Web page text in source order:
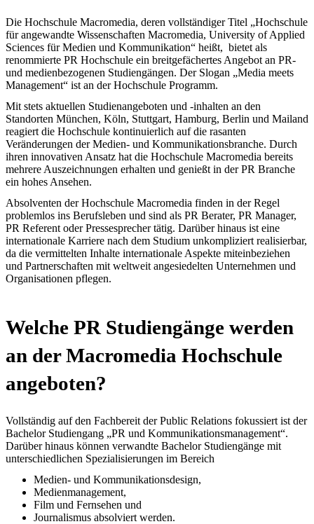
Die Hochschule Macromedia, deren vollständiger Titel „Hochschule
für angewandte Wissenschaften Macromedia, University of Applied
Sciences für Medien und Kommunikation“ heißt, bietet als
renommierte PR Hochschule ein breitgefächertes Angebot an PR-
und medienbezogenen Studiengängen. Der Slogan „Media meets
Management“ ist an der Hochschule Programm.
Mit stets aktuellen Studienangeboten und -inhalten an den
Standorten München, Köln, Stuttgart, Hamburg, Berlin und Mailand
reagiert die Hochschule kontinuierlich auf die rasanten
Veränderungen der Medien- und Kommunikationsbranche. Durch
ihren innovativen Ansatz hat die Hochschule Macromedia bereits
mehrere Auszeichnungen erhalten und genießt in der PR Branche
ein hohes Ansehen.
Absolventen der Hochschule Macromedia finden in der Regel
problemlos ins Berufsleben und sind als PR Berater, PR Manager,
PR Referent oder Pressesprecher tätig. Darüber hinaus ist eine
internationale Karriere nach dem Studium unkompliziert realisierbar,
da die vermittelten Inhalte internationale Aspekte miteinbeziehen
und Partnerschaften mit weltweit angesiedelten Unternehmen und
Organisationen pflegen.
Welche PR Studiengänge werden
an der Macromedia Hochschule
angeboten?
Vollständig auf den Fachbereit der Public Relations fokussiert ist der
Bachelor Studiengang „PR und Kommunikationsmanagement“.
Darüber hinaus können verwandte Bachelor Studiengänge mit
unterschiedlichen Spezialisierungen im Bereich
Medien- und Kommunikationsdesign,
Medienmanagement,
Film und Fernsehen und
Journalismus absolviert werden.